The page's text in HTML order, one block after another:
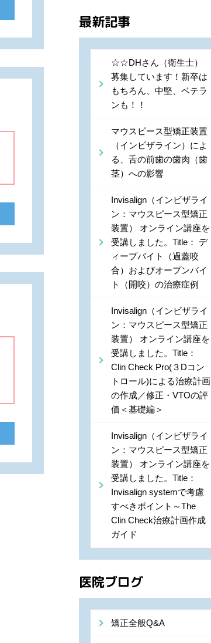
最新記事
☆☆DHさん（衛生士）
募集しています！新卒は
もちろん、中堅、ベテラ
ンも！！
マウスピース型矯正装置
（インビザライン）によ
る、舌の前歯の歯肉（歯
茎）への影響
Invisalign（インビザライ
ン：マウスピース型矯正
装置） オンライン講座を
受講しました。Title： デ
ィープバイト（過蓋咬
合）およびオープンバイ
ト（開咬）の治療症例
Invisalign（インビザライ
ン：マウスピース型矯正
装置） オンライン講座を
受講しました。Title：
Clin Check Pro(３Dコン
トロール)による治療計画
の作成／修正・VTOの評
価＜基礎編＞
Invisalign（インビザライ
ン：マウスピース型矯正
装置） オンライン講座を
受講しました。Title：
Invisalign systemで考慮
すべきポイント～The
Clin Check治療計画作成
ガイド
医院ブログ
矯正全般Q&A